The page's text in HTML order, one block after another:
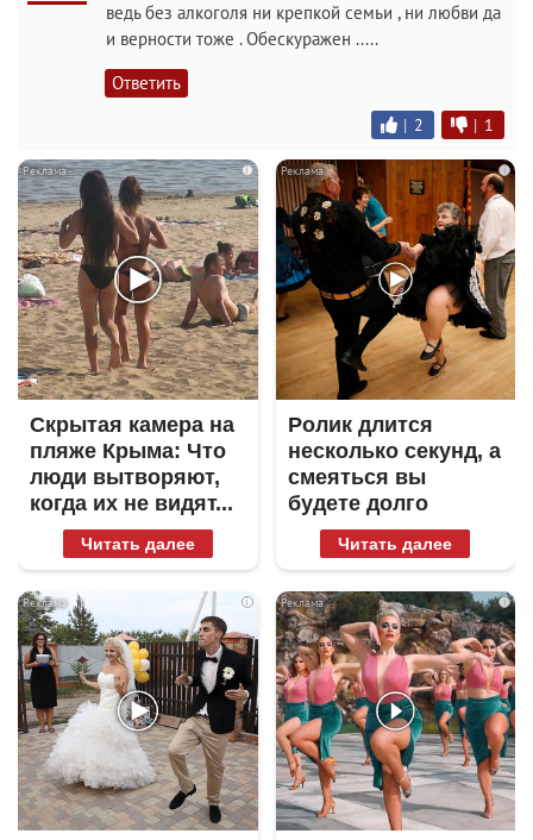
ведь без алкоголя ни крепкой семьи , ни любви да
и верности тоже . Обескуражен .....
Ответить
| 2 | 1
i
Скрытая камера на
пляже Крыма: Что
люди вытворяют,
когда их не видят...
Читать далее
i
Ролик длится
несколько секунд, а
смеяться вы
будете долго
Читать далее
i i